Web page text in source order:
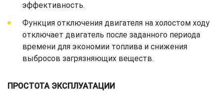
эффективность.
Функция отключения двигателя на холостом ходу
отключает двигатель после заданного периода
времени для экономии топлива и снижения
выбросов загрязняющих веществ.
ПРОСТОТА ЭКСПЛУАТАЦИИ